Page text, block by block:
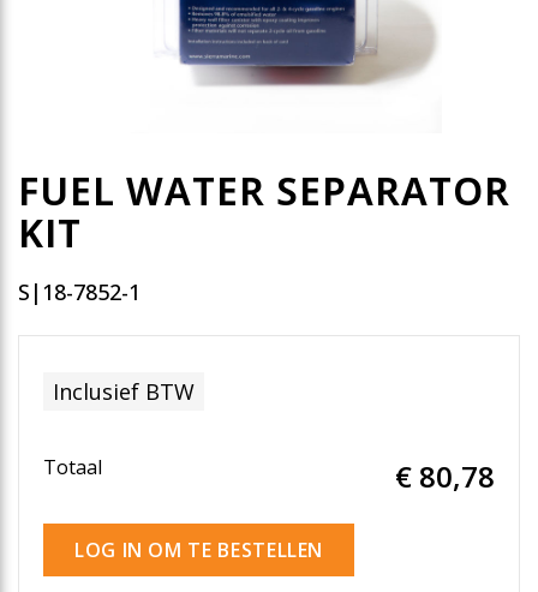
FUEL WATER SEPARATOR
KIT
S|18-7852-1
Inclusief BTW
Totaal € 80,78
LOG IN OM TE BESTELLEN